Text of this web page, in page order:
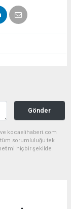
Gönder
ve kocaelihaberi.com
tüm sorumluluğu tek
hiçbir şekilde